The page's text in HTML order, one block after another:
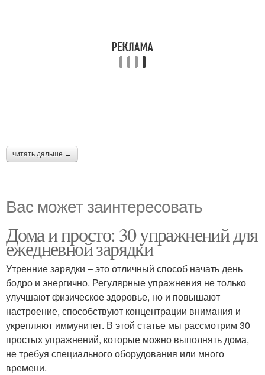
читать дальше →
Вас может заинтересовать
Дома и просто: 30 упражнений для
ежедневной зарядки
Утренние зарядки – это отличный способ начать день
бодро и энергично. Регулярные упражнения не только
улучшают физическое здоровье, но и повышают
настроение, способствуют концентрации внимания и
укрепляют иммунитет. В этой статье мы рассмотрим 30
простых упражнений, которые можно выполнять дома,
не требуя специального оборудования или много
времени.